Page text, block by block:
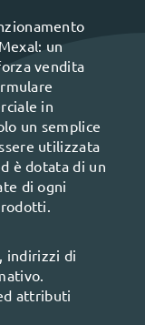
un
vendita
in
un semplice
utilizzata
è dotata di un
di ogni
indirizzi di
attributi